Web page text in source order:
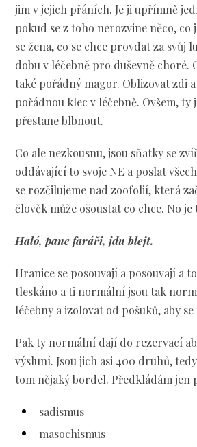
jim v jejich přáních. Je ji upřímně
pokud se z toho nerozvine něco,
se žena, co se chce provdat za
dobu v léčebně pro duševně
také pořádný magor. Oblizovat zdi
pořádnou klec v léčebně. Ovšem,
přestane blbnout.
Co ale nezkousnu, jsou sňatky se
oddávající to svoje NE a poslat
se rozčilujeme nad zoofolií, která
člověk může ošoustat co chce. No
Haló, pane faráři, jdu blejt.
Hranice se posouvají a posouvají a
tleskáno a ti normální jsou tak
léčebny a izolovat od pošuků, aby
Pak ty normální dají do rezervací
výsluní. Jsou jich asi 400 druhů,
tom nějaký bordel. Předkládám jen
sadismus
masochismus